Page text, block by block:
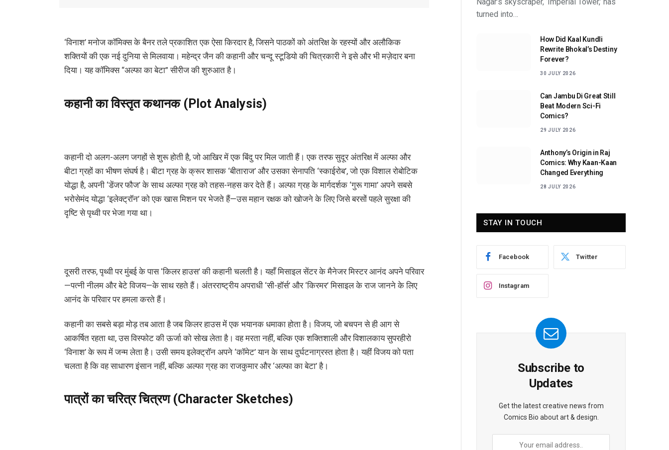
‘विनाश’ मनोज कॉमिक्स के बैनर तले प्रकाशित एक ऐसा किरदार है, जिसने पाठकों को अंतरिक्ष के रहस्यों और अलौकिक
शक्तियों की एक नई दुनिया से मिलवाया। महेन्द्र जैन की कहानी और चन्दू स्टूडियो की चित्रकारी ने इसे और भी मज़ेदार बना
दिया। यह कॉमिक्स “अल्फा का बेटा” सीरीज की शुरुआत है।
कहानीकाविस्तृतकथानक (Plot Analysis)
कहानी दो अलग-अलग जगहों से शुरू होती है, जो आखिर में एक बिंदु पर मिल जाती हैं। एक तरफ सुदूर अंतरिक्ष में अल्फा और
बीटा ग्रहों का भीषण संघर्ष है। बीटा ग्रह के क्रूर शासक ‘बीताराज’ और उसका सेनापति ‘स्काईरोब’, जो एक विशाल रोबोटिक
योद्धा है, अपनी ‘डेंजर फौज’ के साथ अल्फा ग्रह को तहस-नहस कर देते हैं। अल्फा ग्रह के मार्गदर्शक ‘गुरू गामा’ अपने सबसे
भरोसेमंद योद्धा ‘इलेक्ट्रॉन’ को एक खास मिशन पर भेजते हैं—उस महान रक्षक को खोजने के लिए जिसे बरसों पहले सुरक्षा की
दृष्टि से पृथ्वी पर भेजा गया था।
दूसरी तरफ, पृथ्वी पर मुंबई के पास ‘किलर हाउस’ की कहानी चलती है। यहाँ मिसाइल सेंटर के मैनेजर मिस्टर आनंद अपने परिवार
—पत्नी नीलम और बेटे विजय—के साथ रहते हैं। अंतरराष्ट्रीय अपराधी ‘सी-हॉर्स’ और ‘किरमर’ मिसाइल के राज जानने के लिए
आनंद के परिवार पर हमला करते हैं।
कहानी का सबसे बड़ा मोड़ तब आता है जब किलर हाउस में एक भयानक धमाका होता है। विजय, जो बचपन से ही आग से
आकर्षित रहता था, उस विस्फोट की ऊर्जा को सोख लेता है। वह मरता नहीं, बल्कि एक शक्तिशाली और विशालकाय सुपरहीरो
‘विनाश’ के रूप में जन्म लेता है। उसी समय इलेक्ट्रॉन अपने ‘कॉमेट’ यान के साथ दुर्घटनाग्रस्त होता है। यहीं विजय को पता
चलता है कि वह साधारण इंसान नहीं, बल्कि अल्फा ग्रह का राजकुमार और ‘अल्फा का बेटा’ है।
पात्रों का चरित्र चित्रण(Character Sketches)
turned into…
How Did Kaal Kundli
Rewrite Bhokal’s Destiny
Forever?
30 JULY 2026
Can Jambu Di Great Still
Beat Modern Sci-Fi
Comics?
29 JULY 2026
Anthony’s Origin in Raj
Comics: Why Kaan-Kaan
Changed Everything
28 JULY 2026
STAY IN TOUCH
Facebook Twitter
Instagram
Subscribe to
Updates
Get the latest creative news from
Comics Bio about art & design.